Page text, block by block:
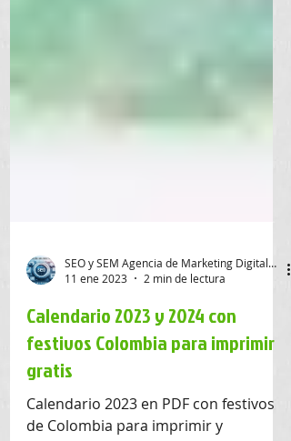
11 ene 2023
2 min de lectura
Calendario 2023 y 2024 con
festivos Colombia para imprimir
gratis